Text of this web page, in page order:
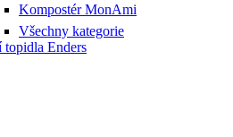
Kompostér MonAmi
Všechny kategorie
topidla Enders